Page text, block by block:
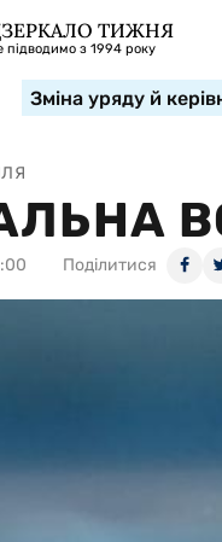
ТИЖНЯ
підводимо з 1994 року
Зміна уряду й
Поділитися